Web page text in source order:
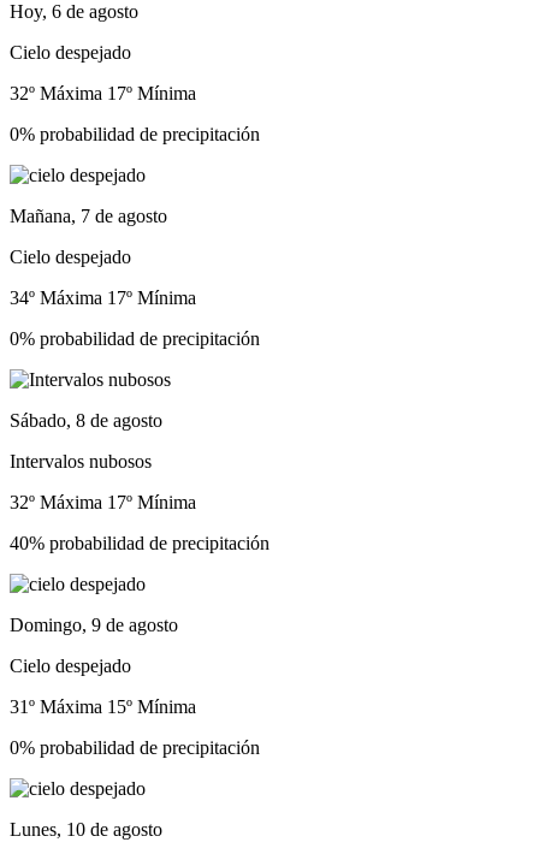
Hoy, 6 de agosto
Cielo despejado
32º Máxima 17º Mínima
0% probabilidad de precipitación
Mañana, 7 de agosto
Cielo despejado
34º Máxima 17º Mínima
0% probabilidad de precipitación
Sábado, 8 de agosto
Intervalos nubosos
32º Máxima 17º Mínima
40% probabilidad de precipitación
Domingo, 9 de agosto
Cielo despejado
31º Máxima 15º Mínima
0% probabilidad de precipitación
Lunes, 10 de agosto